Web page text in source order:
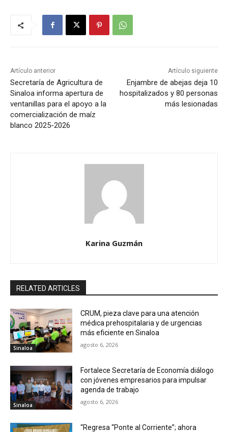
Artículo anterior
Secretaría de Agricultura de
Sinaloa informa apertura de
ventanillas para el apoyo a la
comercialización de maíz
blanco 2025-2026
Artículo siguiente
Enjambre de abejas deja 10
hospitalizados y 80 personas
más lesionadas
Karina Guzmán
RELATED ARTICLES
Sinaloa
CRUM, pieza clave para una atención
médica prehospitalaria y de urgencias
más eficiente en Sinaloa
agosto 6, 2026
Sinaloa
Fortalece Secretaría de Economía diálogo
con jóvenes empresarios para impulsar
agenda de trabajo
agosto 6, 2026
“Regresa “Ponte al Corriente”; ahora